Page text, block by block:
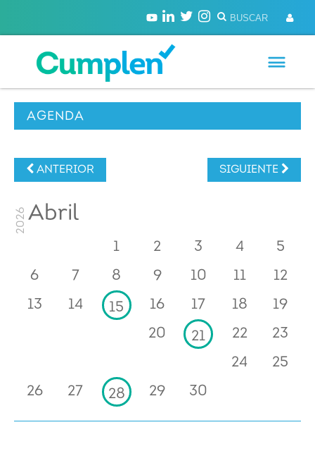
AGENDA
ANTERIOR SIGUIENTE
Abril
2026
1 2 3 4
5
6
7 8 9 10 11
12
13
14 15 16 17 18
19
20
21 22
23
24
25
26
27 28 29 30